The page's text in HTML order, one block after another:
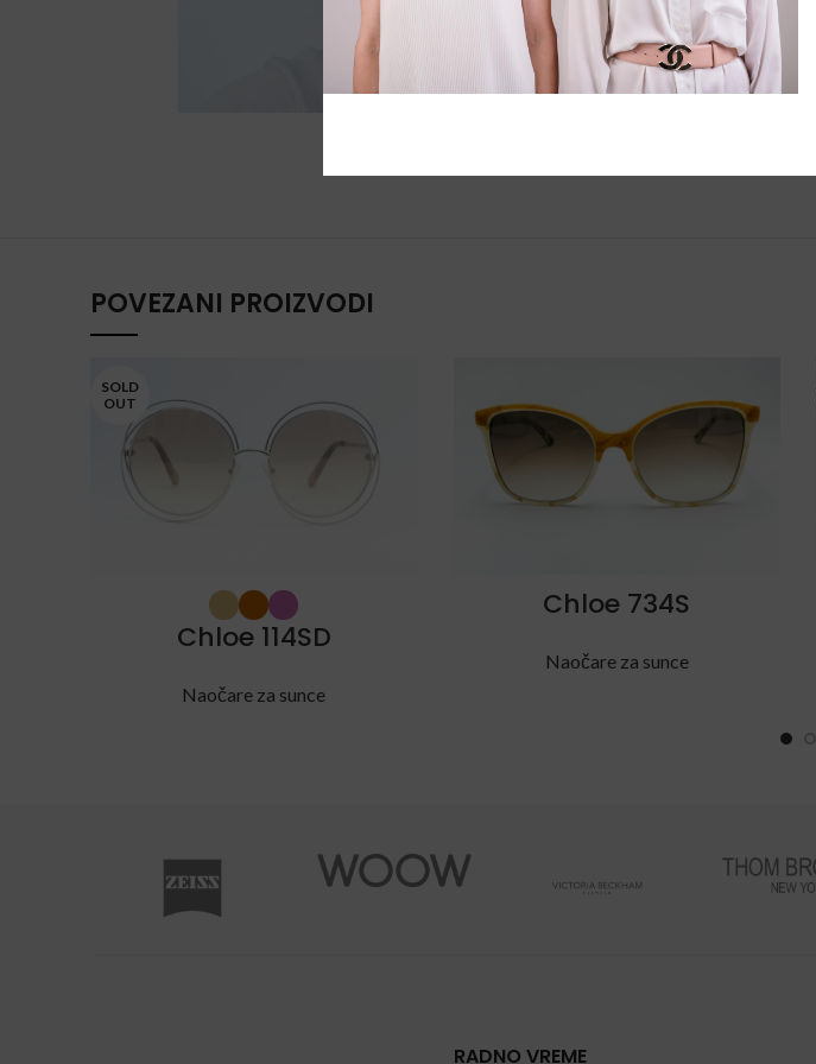
POVEZANI PROIZVODI
SOLD
OUT
Chloe 114SD
Naočare za sunce
Chloe 734S
Naočare za sunce
RADNO VREME